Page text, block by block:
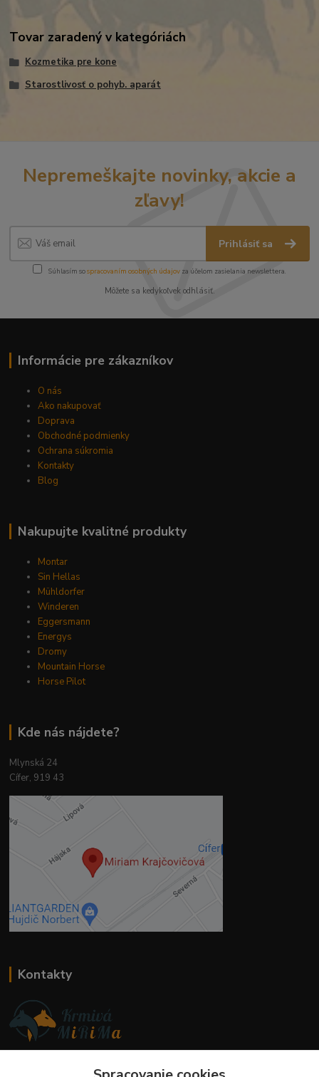
Tovar zaradený v kategóriách
Kozmetika pre kone
Starostlivosť o pohyb. aparát
Nepremeškajte novinky, akcie a
zľavy!
Prihlásiť sa
Súhlasím sospracovaním osobných údajov za účelom zasielania newslettera.
Môžete sa kedykoľvek odhlásiť.
Informácie pre zákazníkov
O nás
Ako nakupovať
Doprava
Obchodné podmienky
Ochrana súkromia
Kontakty
Blog
Nakupujte kvalitné produkty
Montar
Sin Hellas
Mühldorfer
Winderen
Eggersmann
Energys
Dromy
Mountain Horse
Horse Pilot
Kde nás nájdete?
Mlynská 24
Cífer, 919 43
Kontakty
+421 944 394 715